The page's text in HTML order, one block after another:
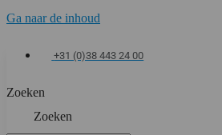
Ga naar de inhoud
+31 (0)38 443 24 00
Zoeken
Zoeken